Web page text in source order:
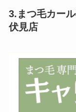
3.まつ毛カー
伏見店